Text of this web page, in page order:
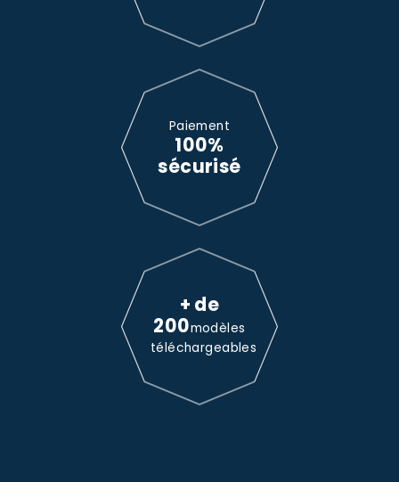
Paiement
100%
sécurisé
+ de
200modèles
téléchargeables